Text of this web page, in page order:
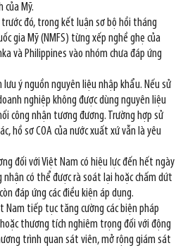
của Mỹ.
trước đó, trong kết luận sơ bộ hồi tháng
gia Mỹ (NMFS) từng xếp nghề ghẹ của
và Philippines vào nhóm chưa đáp ứng
lưu ý nguồn nguyên liệu nhập khẩu. Nếu sử
nghiệp không được dùng nguyên liệu
công nhận tương đương. Trường hợp sử
hồ sơ COA của nước xuất xứ vẫn là yêu
đối với Việt Nam có hiệu lực đến hết ngày
nhận có thể được rà soát lại hoặc chấm dứt
đáp ứng các điều kiện áp dụng.
Nam tiếp tục tăng cường các biện pháp
thương tích nghiêm trọng đối với động
trình quan sát viên, mở rộng giám sát